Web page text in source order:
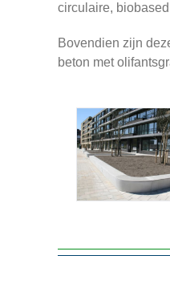
circulaire,
Bovendien zijn
beton met